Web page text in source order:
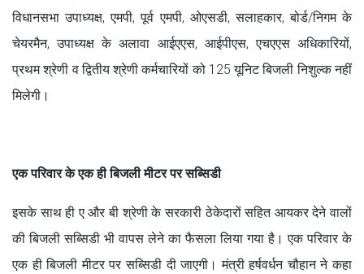
विधानसभा उपाध्यक्ष, एमपी, पूर्व एमपी, ओएसडी, सलाहकार, बोर्ड/निगम के
चेयरमैन, उपाध्यक्ष के अलावा आईएएस, आईपीएस, एचएएस अधिकारियों,
प्रथम श्रेणी व द्वितीय श्रेणी कर्मचारियों को 125 यूनिट बिजली निशुल्क नहीं
मिलेगी।
एक परिवार के एक ही बिजली मीटर पर सब्सिडी
इसके साथ ही ए और बी श्रेणी के सरकारी ठेकेदारों सहित आयकर देने वालों
की बिजली सब्सिडी भी वापस लेने का फैसला लिया गया है। एक परिवार के
एक ही बिजली मीटर पर सब्सिडी दी जाएगी। मंत्री हर्षवर्धन चौहान ने कहा